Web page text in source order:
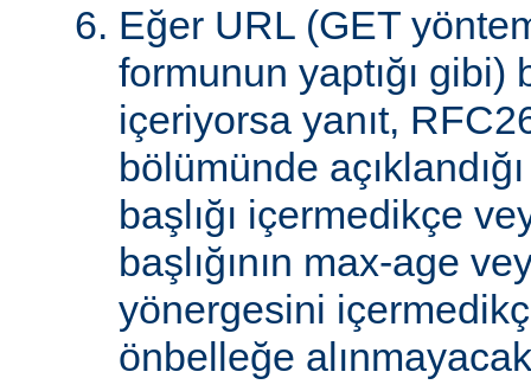
Eğer URL (GET
formunun yaptığı
içeriyorsa yanıt,
bölümünde
başlığı içermedikçe
başlığının max-age
yönergesini
önbelleğe